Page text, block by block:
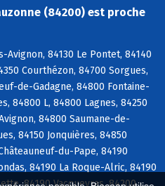
(84200) est proche
84130 Le Pontet, 84140
Courthézon, 84700 Sorgues,
de-Gadagne, 84800 Fontaine-
84800 L, 84800 Lagnes, 84250
84800 Saumane-de-
84150 Jonquières, 84850
du-Pape, 84190
84190 La Roque-Alric, 84190